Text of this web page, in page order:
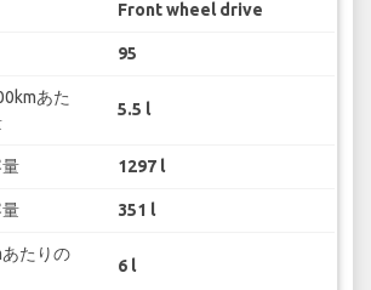
Front wheel drive
95
あた
5.5 l
1297 l
351 l
たりの
6 l